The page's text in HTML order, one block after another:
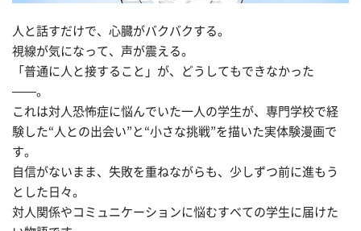
人と話すだけで、心臓がバクバクする。
視線が気になって、声が震える。
「普通に人と接すること」が、どうしてもできなかった
——。
これは対人恐怖症に悩んでいた一人の学生が、専門学校で経
験した“人との出会い”と“小さな挑戦”を描いた実体験漫画で
す。
自信がないまま、失敗を重ねながらも、少しずつ前に進もう
とした日々。
対人関係やコミュニケーションに悩むすべての学生に届けた